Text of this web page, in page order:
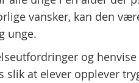
vansker, kan den
unge.
og
slik at elever opplever